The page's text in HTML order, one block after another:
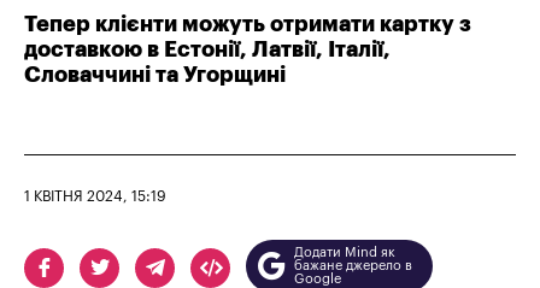
Тепер клієнти можуть отримати картку з
доставкою в Естонії, Латвії, Італії,
Словаччині та Угорщині
1 КВІТНЯ 2024, 15:19
Додати Mind як
бажане джерело в
Google